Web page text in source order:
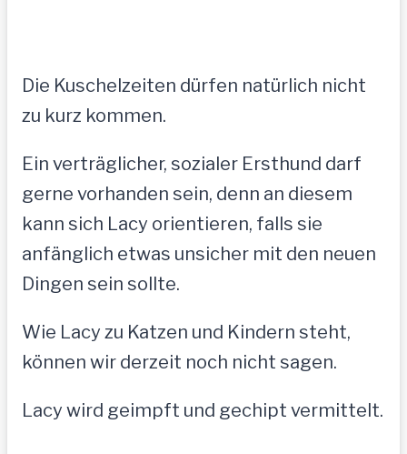
Die Kuschelzeiten dürfen natürlich nicht
zu kurz kommen.
Ein verträglicher, sozialer Ersthund darf
gerne vorhanden sein, denn an diesem
kann sich Lacy orientieren, falls sie
anfänglich etwas unsicher mit den neuen
Dingen sein sollte.
Wie Lacy zu Katzen und Kindern steht,
können wir derzeit noch nicht sagen.
Lacy wird geimpft und gechipt vermittelt.